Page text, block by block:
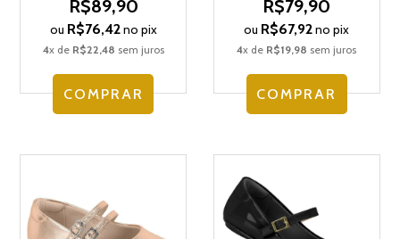
R$89,90
ou R$76,42no pix
4x de R$22,48 sem juros
COMPRAR
R$79,90
ou R$67,92no pix
4x de R$19,98 sem juros
COMPRAR